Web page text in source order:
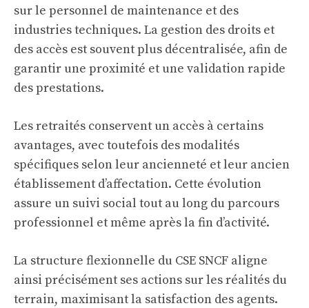
sur le personnel de maintenance et des
industries techniques. La gestion des droits et
des accès est souvent plus décentralisée, afin de
garantir une proximité et une validation rapide
des prestations.
Les retraités conservent un accès à certains
avantages, avec toutefois des modalités
spécifiques selon leur ancienneté et leur ancien
établissement d’affectation. Cette évolution
assure un suivi social tout au long du parcours
professionnel et même après la fin d’activité.
La structure flexionnelle du CSE SNCF aligne
ainsi précisément ses actions sur les réalités du
terrain, maximisant la satisfaction des agents.